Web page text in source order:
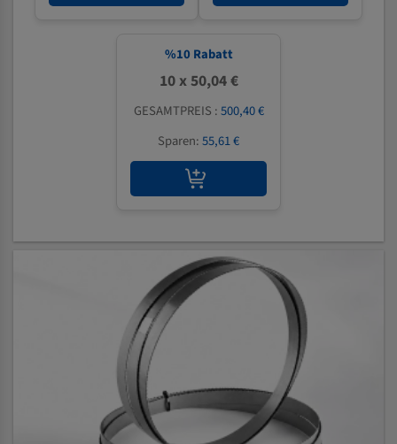
%10 Rabatt
10 x 50,04 €
GESAMTPREIS :500,40 €
Sparen:55,61 €